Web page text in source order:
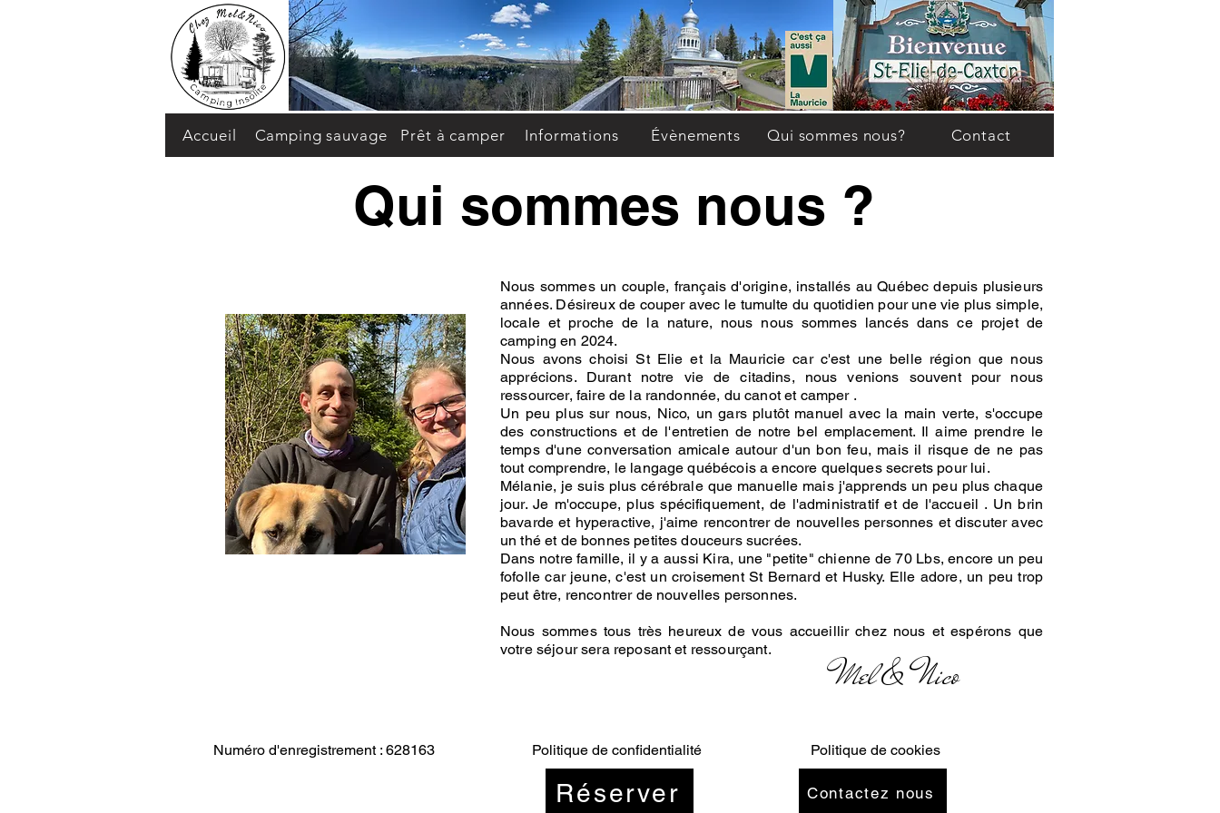
Accueil Camping sauvage Prêt à camper Informations Qui sommes nous?
Évènements Contact
Qui sommes nous ?
Nous sommes un couple, français d'origine, installés au Québec depuis plusieurs
années. Désireux de couper avec le tumulte du quotidien pour une vie plus simple,
locale et proche de la nature, nous nous sommes lancés dans ce projet de
camping en 2024.
Nous avons choisi St Elie et la Mauricie car c'est une belle région que nous
apprécions. Durant notre vie de citadins, nous venions souvent pour nous
ressourcer, faire de la randonnée, du canot et camper .
Un peu plus sur nous, Nico, un gars plutôt manuel avec la main verte, s'occupe
des constructions et de l'entretien de notre bel emplacement. Il aime prendre le
temps d'une conversation amicale autour d'un bon feu, mais il risque de ne pas
tout comprendre, le langage québécois a encore quelques secrets pour lui.
Mélanie, je suis plus cérébrale que manuelle mais j'apprends un peu plus chaque
jour. Je m'occupe, plus spécifiquement, de l'administratif et de l'accueil . Un brin
bavarde et hyperactive, j'aime rencontrer de nouvelles personnes et discuter avec
un thé et de bonnes petites douceurs sucrées.
Dans notre famille, il y a aussi Kira, une "petite" chienne de 70 Lbs, encore un peu
fofolle car jeune, c'est un croisement St Bernard et Husky. Elle adore, un peu trop
peut être, rencontrer de nouvelles personnes.
Nous sommes tous très heureux de vous accueillir chez nous et espérons que
votre séjour sera reposant et ressourçant.
Mel & Nico
Numéro d'enregistrement : 628163 Politique de confidentialité
Réserver
Politique de cookies
Contactez nous